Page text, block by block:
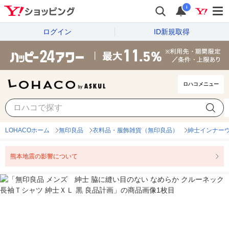
i
ログイン ID新規取得
ロハコメニュー
LOHACOホーム 無印良品 衣料品・服飾雑貨（無印良品） 紳士インナー
熊本地震の影響について